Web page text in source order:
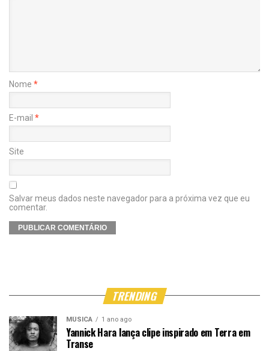
Nome *
E-mail *
Site
Salvar meus dados neste navegador para a próxima vez que eu
comentar.
TRENDING
MÚSICA 1 ano ago
Yannick Hara lança clipe inspirado em Terra em
Transe